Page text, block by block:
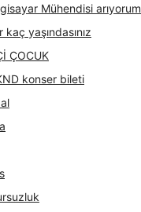
Mühendisi arıyorum
yaşındasınız
ÇOCUK
konser bileti